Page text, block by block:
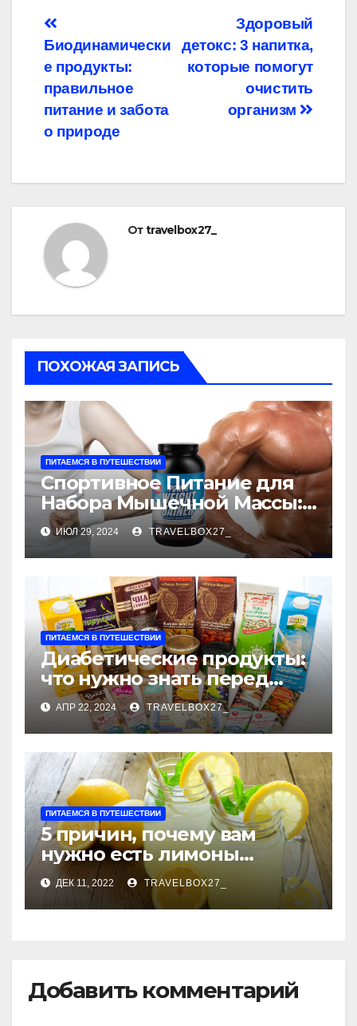
Навигация
по
записям
Здоровый
детокс: 3 напитка,
которые помогут
очистить
организм
Биодинамически
е продукты:
правильное
питание и забота
о природе
Отtravelbox27_
ПОХОЖАЯ ЗАПИСЬ
ПИТАЕМСЯ В ПУТЕШЕСТВИИ
Спортивное Питание для
Набора Мышечной Массы:
Ключ к Эффективному
Росту Мышц
ИЮЛ 29, 2024 TRAVELBOX27_
ПИТАЕМСЯ В ПУТЕШЕСТВИИ
Диабетические продукты:
что нужно знать перед
покупкой
АПР 22, 2024 TRAVELBOX27_
ПИТАЕМСЯ В ПУТЕШЕСТВИИ
5 причин, почему вам
нужно есть лимоны
каждый день
ДЕК 11, 2022 TRAVELBOX27_
Добавить комментарий